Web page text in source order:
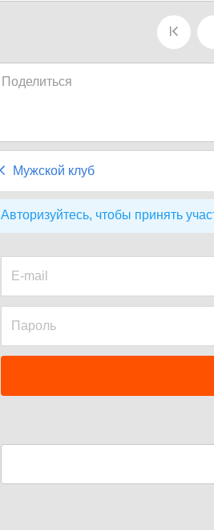
Поделиться
Мужской клуб
Авторизуйтесь, чтобы принять